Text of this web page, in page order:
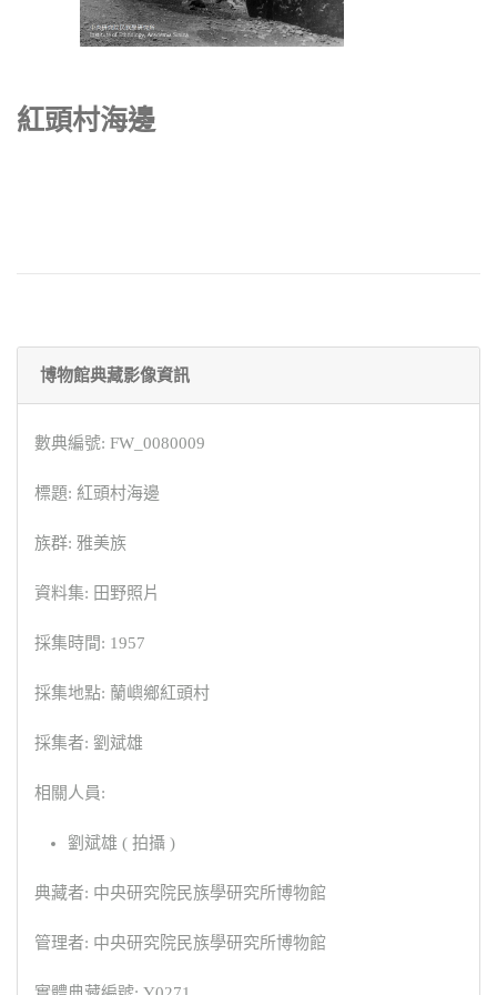
紅頭村海邊
博物館典藏影像資訊
數典編號: FW_0080009
標題: 紅頭村海邊
族群: 雅美族
資料集: 田野照片
採集時間: 1957
採集地點: 蘭嶼鄉紅頭村
採集者: 劉斌雄
相關人員:
劉斌雄 ( 拍攝 )
典藏者: 中央研究院民族學研究所博物館
管理者: 中央研究院民族學研究所博物館